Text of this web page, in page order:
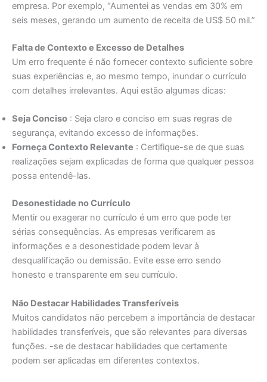
empresa. Por exemplo, “Aumentei as vendas em 30% em
seis meses, gerando um aumento de receita de US$ 50 mil.”
Falta de Contexto e Excesso de Detalhes
Um erro frequente é não fornecer contexto suficiente sobre
suas experiências e, ao mesmo tempo, inundar o currículo
com detalhes irrelevantes. Aqui estão algumas dicas:
Seja Conciso : Seja claro e conciso em suas regras de
segurança, evitando excesso de informações.
Forneça Contexto Relevante : Certifique-se de que suas
realizações sejam explicadas de forma que qualquer pessoa
possa entendê-las.
Desonestidade no Currículo
Mentir ou exagerar no currículo é um erro que pode ter
sérias consequências. As empresas verificarem as
informações e a desonestidade podem levar à
desqualificação ou demissão. Evite esse erro sendo
honesto e transparente em seu currículo.
Não Destacar Habilidades Transferíveis
Muitos candidatos não percebem a importância de destacar
habilidades transferíveis, que são relevantes para diversas
funções. -se de destacar habilidades que certamente
podem ser aplicadas em diferentes contextos.